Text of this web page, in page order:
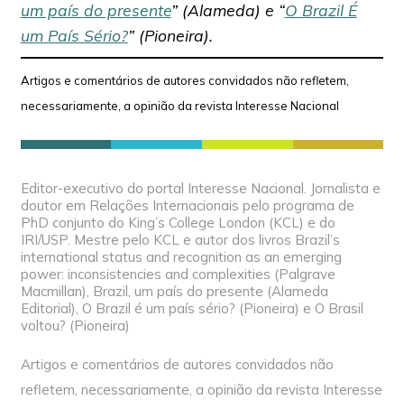
um país do presente” (Alameda) e “O Brazil É
um País Sério?” (Pioneira).
Artigos e comentários de autores convidados não refletem,
necessariamente, a opinião da revista Interesse Nacional
Editor-executivo do portal Interesse Nacional. Jornalista e
doutor em Relações Internacionais pelo programa de
PhD conjunto do King’s College London (KCL) e do
IRI/USP. Mestre pelo KCL e autor dos livros Brazil’s
international status and recognition as an emerging
power: inconsistencies and complexities (Palgrave
Macmillan), Brazil, um país do presente (Alameda
Editorial), O Brazil é um país sério? (Pioneira) e O Brasil
voltou? (Pioneira)
Artigos e comentários de autores convidados não
refletem, necessariamente, a opinião da revista Interesse